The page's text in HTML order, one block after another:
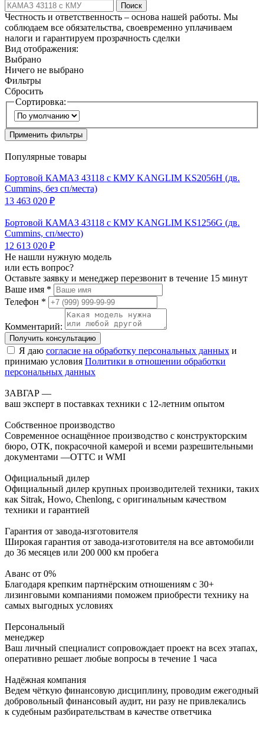
Поиск
Честность и ответственность – основа нашей работы. Мы
соблюдаем все обязательства, своевременно уплачиваем
налоги и гарантируем прозрачность сделки
Вид отображения:
Выбрано
Ничего не выбрано
Фильтры
Сбросить
Сортировка:
Применить фильтры
Популярные товары
Бортовой КАМАЗ 43118 с КМУ KANGLIM KS2056H (дв.
Cummins, без сп/места)
13 463 020 ₽
Бортовой КАМАЗ 43118 с КМУ KANGLIM KS1256G (дв.
Cummins, сп/место)
12 613 020 ₽
Не нашли нужную модель
или есть вопрос?
Оставьте заявку и менеджер перезвонит в течение 15 минут
Ваше имя *
Телефон *
Комментарий:
Получить консультацию
Я даю согласие на обработку персональных данных и
принимаю условия Политики в отношении обработки
персональных данных
ЗАВГАР —
ваш эксперт в поставках техники с 12-летним опытом
Собственное производство
Современное оснащённое производство с конструкторским
бюро, ОТК, покрасочной камерой и всеми разрешительными
документами —ОТТС и WMI
Официальный дилер
Официальный дилер крупных производителей техники, таких
как Sitrak, Howo, Chenlong, с оригинальным качеством
техники и гарантией
Гарантия от завода-изготовителя
Широкая гарантия от завода-изготовителя на все автомобили
до 36 месяцев или 200 000 км пробега
Аванс от 0%
Благодаря крепким партнёрским отношениям с 30+
лизинговыми компаниями поможем приобрести технику на
самых выгодных условиях
Персональный
менеджер
Ваш личный специалист сопровождает проект на всех этапах,
оперативно решает любые вопросы в течение 1 часа
Надёжная компания
Ведем чёткую финансовую дисциплину, проводим ежегодный
добровольный финансовый аудит, ни разу не привлекались
к судебным разбирательствам в качестве ответчика